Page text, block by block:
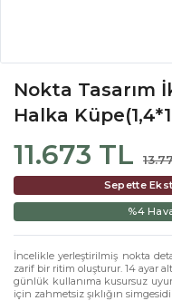
Nokta Tasarım
Halka
11.673 TL
Sepette
%4
İncelikle yerleştirilmiş nokta
zarif bir ritim oluşturur. 14 ayar
günlük kullanıma kusursuz
için zahmetsiz şıklığın